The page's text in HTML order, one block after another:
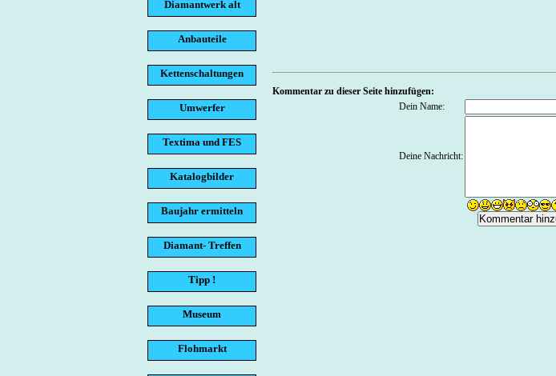
Diamantwerk alt
Anbauteile
Kettenschaltungen
Umwerfer
Textima und FES
Katalogbilder
Baujahr ermitteln
Diamant- Treffen
Tipp !
Museum
Flohmarkt
Kommentar zu dieser Seite hinzufügen:
Dein Name:
Deine Nachricht: